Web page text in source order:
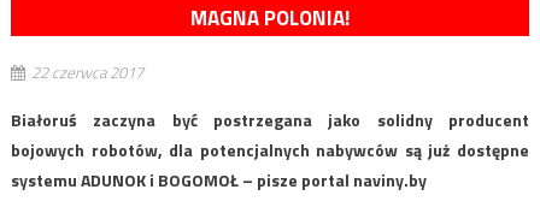
MAGNA POLONIA!
22 czerwca 2017
Białoruś zaczyna być postrzegana jako solidny producent
bojowych robotów, dla potencjalnych nabywców są już dostępne
systemu ADUNOK i BOGOMOŁ – pisze portal naviny.by